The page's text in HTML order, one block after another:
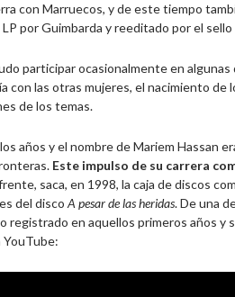
con Marruecos, y de este tiempo
por Guimbarda y reeditado por el
participar ocasionalmente en
con las otras mujeres, el nacimiento de
de los temas.
años y el nombre de Mariem Hassan
Este impulso de su carrera
saca, en 1998, la caja de discos
del disco A pesar de las heridas. De una
registrado en aquellos primeros años y